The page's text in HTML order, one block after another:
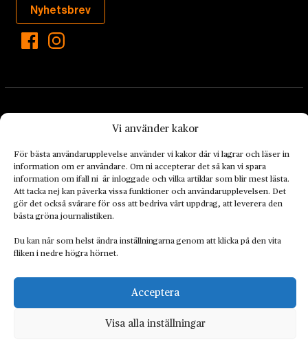
Vi använder kakor
För bästa användarupplevelse använder vi kakor där vi lagrar och läser in
information om er användare. Om ni accepterar det så kan vi spara
information om ifall ni är inloggade och vilka artiklar som blir mest lästa.
Att tacka nej kan påverka vissa funktioner och användarupplevelsen. Det
gör det också svårare för oss att bedriva vårt uppdrag, att leverera den
bästa gröna journalistiken.
Du kan när som helst ändra inställningarna genom att klicka på den vita
fliken i nedre högra hörnet.
Acceptera
Visa alla inställningar
Nyhetsbrev
Landets Fria Tidning är en nyhetstidning med bred bevakning av
det viktigaste som händer lokalt och globalt och med fokus på
omställningsrörelsen. En omställning till ett hållbart samhälle går
både via starka och lika rättigheter för alla människor, minskade
utvecklas och frodas.
Personuppgiftsbehandling och cookies Sidkarta